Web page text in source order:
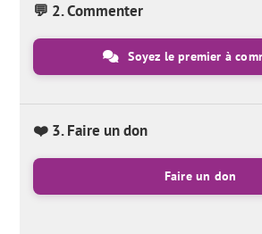
💬 2. Commenter
Soyez le premier à
❤️ 3. Faire un don
Faire un don